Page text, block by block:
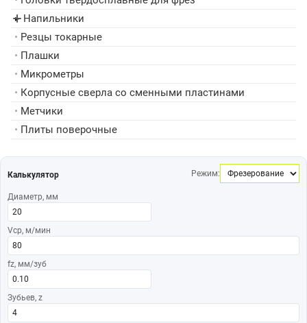
▸ Напильники
• Резцы токарные
• Плашки
• Микрометры
• Корпусные сверла со сменными пластинами
• Метчики
• Плиты поверочные
Калькулятор Режим:
Диаметр, мм
Vср, м/мин
fz, мм/зуб
Зубьев, z